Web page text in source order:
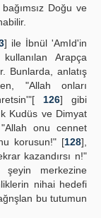
Doğu ve
] ile İbnül 'AmId'in
Arapça
Bunlarda, anlatış
"Allah onları
126] gibi
Kudüs ve Dimyat
onu cennet
korusun!" [128],
kazandırsı n!"
merkezine
nihai hedefi
bu tutumun